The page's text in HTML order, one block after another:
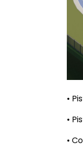
•
•
•